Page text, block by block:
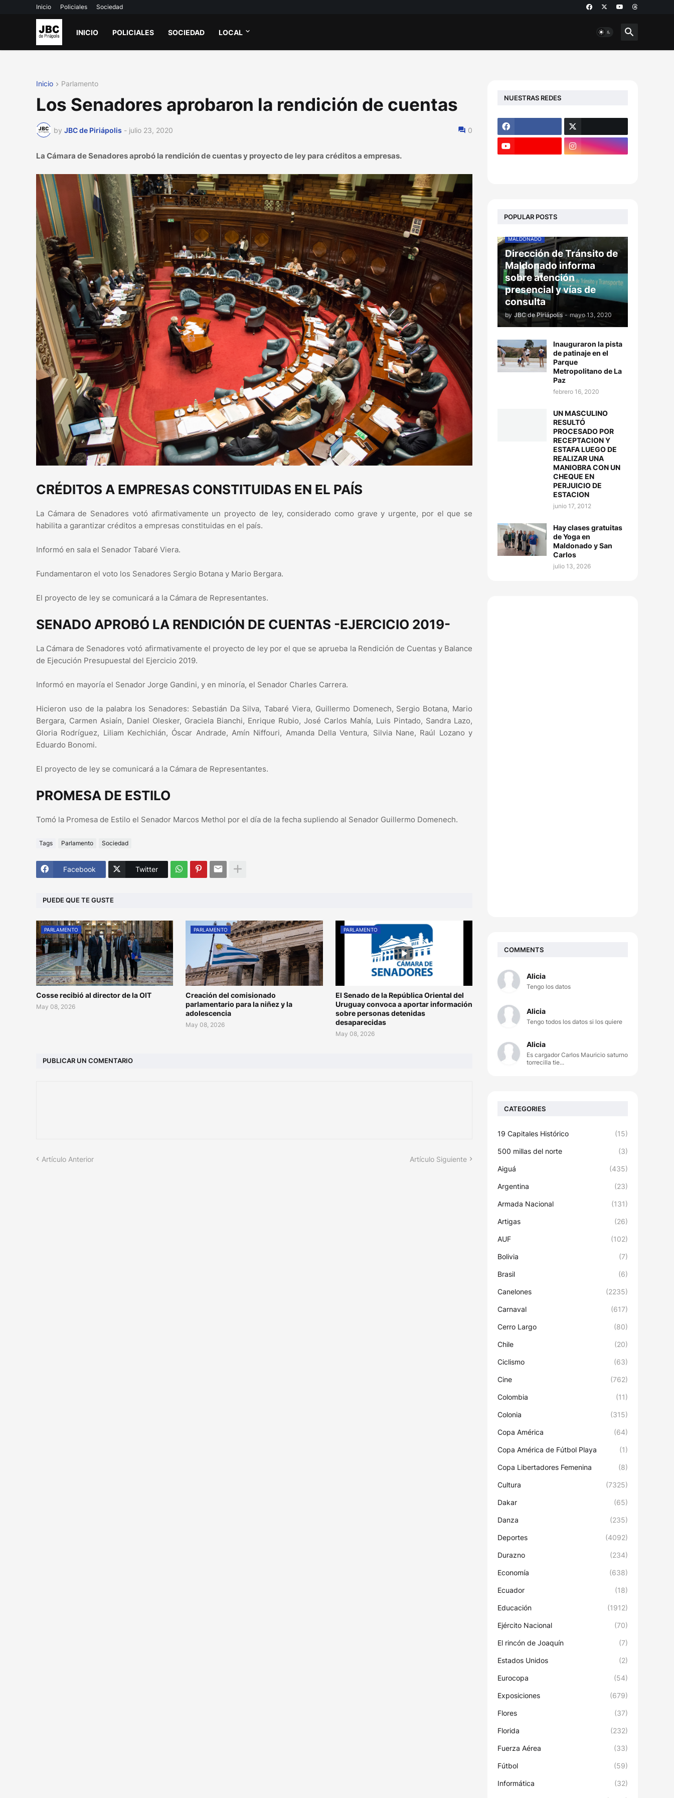
Inicio Policiales Sociedad
INICIO POLICIALES SOCIEDAD LOCAL
Inicio Parlamento
Los Senadores aprobaron la rendición de cuentas
by JBC de Piriápolis - julio 23, 2020 0
La Cámara de Senadores aprobó la rendición de cuentas y proyecto de ley para créditos a empresas.
CRÉDITOS A EMPRESAS CONSTITUIDAS EN EL PAÍS
La Cámara de Senadores votó afirmativamente un proyecto de ley, considerado como grave y urgente, por el que se
habilita a garantizar créditos a empresas constituidas en el país.
Informó en sala el Senador Tabaré Viera.
Fundamentaron el voto los Senadores Sergio Botana y Mario Bergara.
El proyecto de ley se comunicará a la Cámara de Representantes.
SENADO APROBÓ LA RENDICIÓN DE CUENTAS -EJERCICIO 2019-
La Cámara de Senadores votó afirmativamente el proyecto de ley por el que se aprueba la Rendición de Cuentas y Balance
de Ejecución Presupuestal del Ejercicio 2019.
Informó en mayoría el Senador Jorge Gandini, y en minoría, el Senador Charles Carrera.
Hicieron uso de la palabra los Senadores: Sebastián Da Silva, Tabaré Viera, Guillermo Domenech, Sergio Botana, Mario
Bergara, Carmen Asiaín, Daniel Olesker, Graciela Bianchi, Enrique Rubio, José Carlos Mahía, Luis Pintado, Sandra Lazo,
Gloria Rodríguez, Liliam Kechichián, Óscar Andrade, Amín Niffouri, Amanda Della Ventura, Silvia Nane, Raúl Lozano y
Eduardo Bonomi.
El proyecto de ley se comunicará a la Cámara de Representantes.
PROMESA DE ESTILO
Tomó la Promesa de Estilo el Senador Marcos Methol por el día de la fecha supliendo al Senador Guillermo Domenech.
Tags Parlamento Sociedad
Facebook Twitter
PUEDE QUE TE GUSTE
PARLAMENTO
Cosse recibió al director de la OIT
May 08, 2026
PARLAMENTO
Creación del comisionado
parlamentario para la niñez y la
adolescencia
May 08, 2026
PARLAMENTO
El Senado de la República Oriental del
Uruguay convoca a aportar información
sobre personas detenidas
desaparecidas
May 08, 2026
PUBLICAR UN COMENTARIO
Artículo Anterior Artículo Siguiente
NUESTRAS REDES
POPULAR POSTS
MALDONADO
Dirección de Tránsito de
Maldonado informa
sobre atención
presencial y vías de
consulta
by JBC de Piriápolis - mayo 13, 2020
Inauguraron la pista
de patinaje en el
Parque
Metropolitano de La
Paz
febrero 16, 2020
UN MASCULINO
RESULTÓ
PROCESADO POR
RECEPTACION Y
ESTAFA LUEGO DE
REALIZAR UNA
MANIOBRA CON UN
CHEQUE EN
PERJUICIO DE
ESTACION
junio 17, 2012
Hay clases gratuitas
de Yoga en
Maldonado y San
Carlos
julio 13, 2026
COMMENTS
Alicia
Tengo los datos
Alicia
Tengo todos los datos si los quiere
Alicia
Es cargador Carlos Mauricio saturno
torrecilla tie...
CATEGORIES
19 Capitales Histórico (15)
500 millas del norte (3)
Aiguá (435)
Argentina (23)
Armada Nacional (131)
Artigas (26)
AUF (102)
Bolivia (7)
Brasil (6)
Canelones (2235)
Carnaval (617)
Cerro Largo (80)
Chile (20)
Ciclismo (63)
Cine (762)
Colombia (11)
Colonia (315)
Copa América (64)
Copa América de Fútbol Playa (1)
Copa Libertadores Femenina (8)
Cultura (7325)
Dakar (65)
Danza (235)
Deportes (4092)
Durazno (234)
Economía (638)
Ecuador (18)
Educación (1912)
Ejército Nacional (70)
El rincón de Joaquín (7)
Estados Unidos (2)
Eurocopa (54)
Exposiciones (679)
Flores (37)
Florida (232)
Fuerza Aérea (33)
Fútbol (59)
Informática (32)